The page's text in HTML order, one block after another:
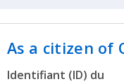
As a citizen of
Identifiant (ID) du